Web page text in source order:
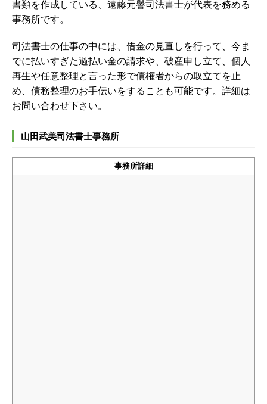
書類を作成している、遠藤元譽司法書士が代表を務める
事務所です。
司法書士の仕事の中には、借金の見直しを行って、今ま
でに払いすぎた過払い金の請求や、破産申し立て、個人
再生や任意整理と言った形で債権者からの取立てを止
め、債務整理のお手伝いをすることも可能です。詳細は
お問い合わせ下さい。
山田武美司法書士事務所
事務所詳細